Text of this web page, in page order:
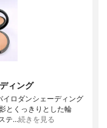
ィング
ロダンシェーディング
とくっきりとした輪
テ…続きを見る